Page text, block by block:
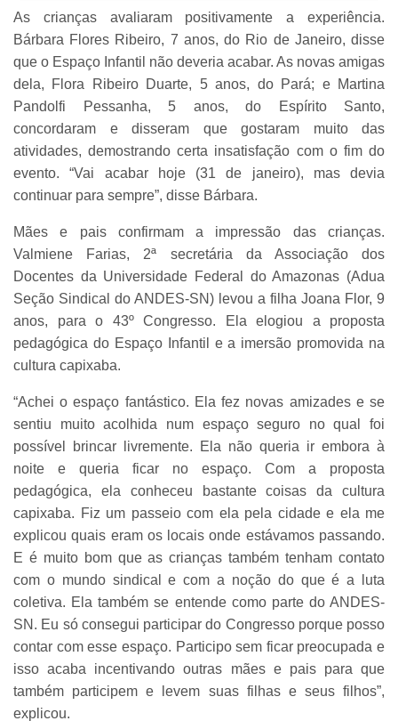
As crianças avaliaram positivamente a experiência.
Bárbara Flores Ribeiro, 7 anos, do Rio de Janeiro, disse
que o Espaço Infantil não deveria acabar. As novas amigas
dela, Flora Ribeiro Duarte, 5 anos, do Pará; e Martina
Pandolfi Pessanha, 5 anos, do Espírito Santo,
concordaram e disseram que gostaram muito das
atividades, demostrando certa insatisfação com o fim do
evento. “Vai acabar hoje (31 de janeiro), mas devia
continuar para sempre”, disse Bárbara.
Mães e pais confirmam a impressão das crianças.
Valmiene Farias, 2ª secretária da Associação dos
Docentes da Universidade Federal do Amazonas (Adua
Seção Sindical do ANDES-SN) levou a filha Joana Flor, 9
anos, para o 43º Congresso. Ela elogiou a proposta
pedagógica do Espaço Infantil e a imersão promovida na
cultura capixaba.
“Achei o espaço fantástico. Ela fez novas amizades e se
sentiu muito acolhida num espaço seguro no qual foi
possível brincar livremente. Ela não queria ir embora à
noite e queria ficar no espaço. Com a proposta
pedagógica, ela conheceu bastante coisas da cultura
capixaba. Fiz um passeio com ela pela cidade e ela me
explicou quais eram os locais onde estávamos passando.
E é muito bom que as crianças também tenham contato
com o mundo sindical e com a noção do que é a luta
coletiva. Ela também se entende como parte do ANDES-
SN. Eu só consegui participar do Congresso porque posso
contar com esse espaço. Participo sem ficar preocupada e
isso acaba incentivando outras mães e pais para que
também participem e levem suas filhas e seus filhos”,
explicou.